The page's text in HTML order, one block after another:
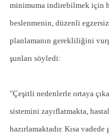
minimuma indirebilmek için
beslenmenin, düzenli
planlamanın gerekliliğini
şunları söyledi:
"Çeşitli nedenlerle ortaya
sistemini zayıflatmakta,
hazırlamaktadır. Kısa